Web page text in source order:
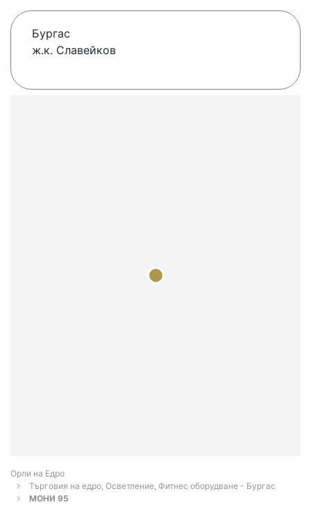
Бургас
ж.к. Славейков
Орли на Едро
Търговия на едро, Осветление, Фитнес оборудване - Бургас
МОНИ 95